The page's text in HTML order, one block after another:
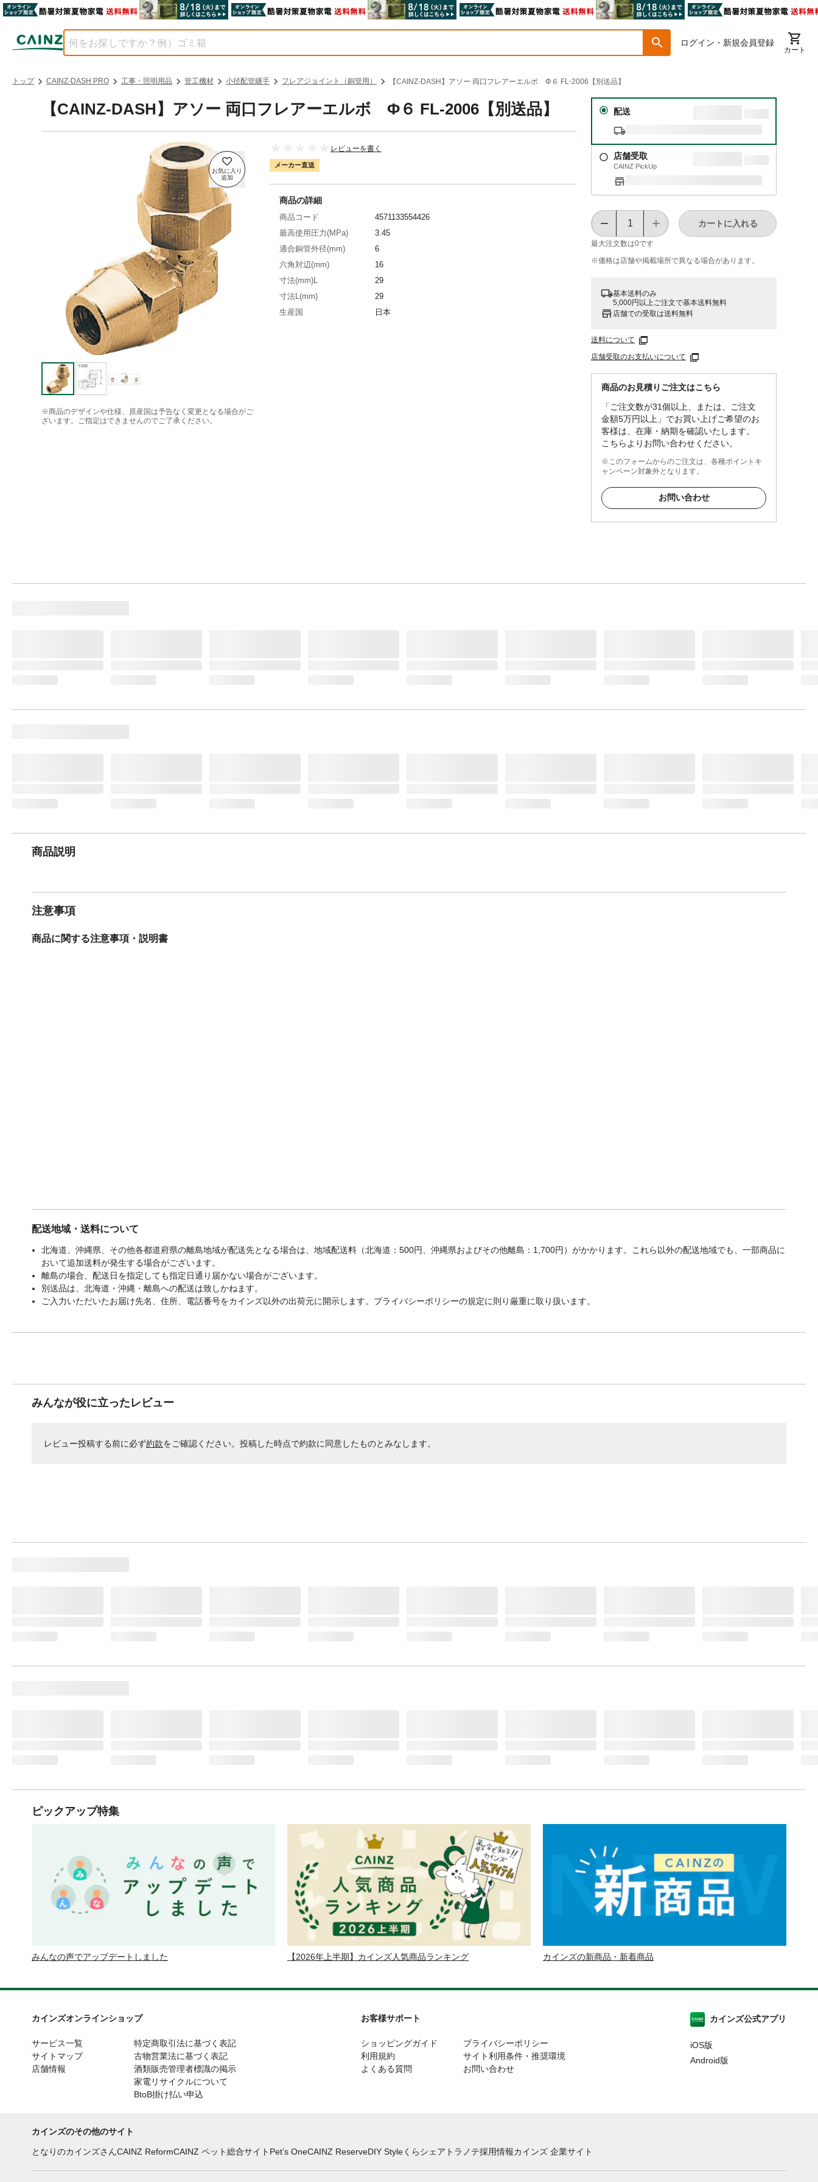
ログイン・新規会員登録
カート
トップ CAINZ-DASH PRO 工事・照明用品 管工機材 小径配管継手 フレアジョイント（銅管用） 【CAINZ-DASH】アソー 両口フレアーエルボ Φ６ FL-2006【別送品】
【CAINZ-DASH】アソー 両口フレアーエルボ Φ６ FL-2006【別送品】
※商品のデザインや仕様、原産国は予告なく変更となる場合がご
ざいます。ご指定はできませんのでご了承ください。
レビューを書く
メーカー直送
配送
店舗受取
CAINZ PickUp
最大注文数は0です
カートに入れる
※価格は​店舗や​掲載場所で​異なる​場合が​あります。
基本送料のみ
5,000円以上ご注文で基本送料無料
店舗での受取は送料無料
送料について
店舗受取のお支払いについて
商品のお見積りご注文はこちら
「ご注文数が31個以上、または、ご注文
金額5万円以上」でお買い上げご希望のお
客様は、在庫・納期を確認いたします。
こちらよりお問い合わせください。
※このフォームからのご注文は、各種ポイントキ
ャンペーン対象外となります。
お問い合わせ
商品の詳細
商品コード
4571133554426
最高使用圧力(MPa)
3.45
適合銅管外径(mm)
6
六角対辺(mm)
16
寸法(mm)L
29
寸法L(mm)
29
生産国
日本
商品説明
注意事項
商品に関する注意事項・説明書
配送地域・送料について
北海道、沖縄県、その他各都道府県の離島地域が配送先となる場合は、地域配送料（北海道：500円、沖縄県およびその他離島：1,700円）がかかります。これら以外の配送地域でも、一部商品に
おいて追加送料が発生する場合がございます。
離島の場合、配送日を指定しても指定日通り届かない場合がございます。
別送品は、北海道・沖縄・離島への配送は致しかねます。
ご入力いただいたお届け先名、住所、電話番号をカインズ以外の出荷元に開示します。プライバシーポリシーの規定に則り厳重に取り扱います。
みんなが役に立ったレビュー
レビュー投稿する前に必ず約款をご確認ください。投稿した時点で約款に同意したものとみなします。
ピックアップ特集
みんなの声でアップデートしました 【2026年上半期】カインズ人気商品ランキング カインズの新商品・新着商品
カインズオンラインショップ
サービス一覧
サイトマップ
店舗情報
特定商取引法に基づく表記
古物営業法に基づく表記
酒類販売管理者標識の掲示
家電リサイクルについて
BtoB掛け払い申込
お客様サポート
ショッピングガイド
利用規約
よくある質問
プライバシーポリシー
サイト利用条件・推奨環境
お問い合わせ
カインズ公式アプリ
iOS版
Android版
カインズのその他のサイト
となりのカインズさんCAINZ ReformCAINZ ペット総合サイト Pet’s OneCAINZ ReserveDIY Styleくらシェア トラノテ採用情報カインズ 企業サイト